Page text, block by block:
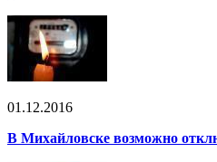
01.12.2016
В Михайловске возможно